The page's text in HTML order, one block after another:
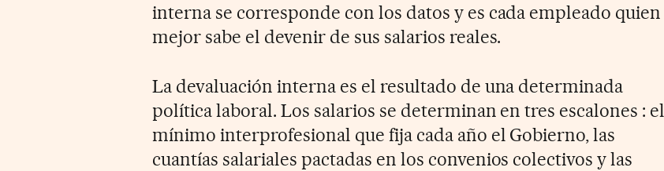
interna se corresponde con los datos y es cada empleado quien
mejor sabe el devenir de sus salarios reales.
La devaluación interna es el resultado de una determinada
política laboral. Los salarios se determinan en tres escalones : el
mínimo interprofesional que fija cada año el Gobierno, las
cuantías salariales pactadas en los convenios colectivos y las